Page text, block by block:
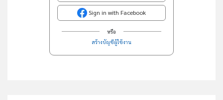
Sign in with Facebook
หรือ
สร้างบัญชีผู้ใช้งาน